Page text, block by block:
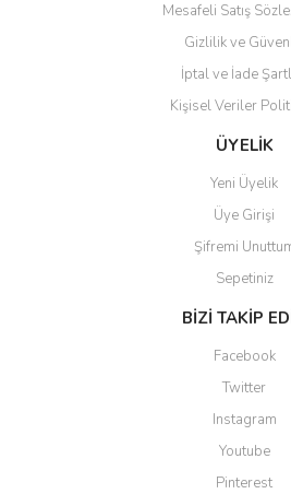
Mesafeli Satış
Gizlilik ve
İptal ve İade
Kişisel Veriler
ÜYELİK
Yeni Üyelik
Üye Girişi
Şifremi
Sepetiniz
BİZİ TAKİP
Facebook
Twitter
Instagram
Youtube
Pinterest